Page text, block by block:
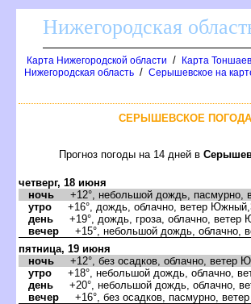
Нижегородская
Карта Нижегородской области /
Карта
Нижегородская область / Серышевское на
СЕРЫШЕВСКОЕ
Прогноз погоды на 14 дней
четверг, 18 июня
ночь +12°, небольшой дождь, пасмурно,
утро +16°, дождь, облачно, ветер
день +19°, дождь, гроза, облачно, ветер
ечер +15°, небольшой дождь, облачно,
пятница, 19 июня
ночь +12°, без осадков, облачно, ветер
утро +18°, небольшой дождь, облачно,
день +20°, небольшой дождь, облачно,
ечер +16°, без осадков, пасмурно,